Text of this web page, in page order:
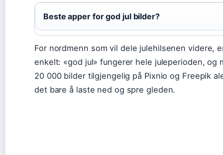
Beste apper for god jul bilder?
For nordmenn som vil dele julehilsenen videre,
enkelt: «god jul» fungerer hele juleperioden, og
20 000 bilder tilgjengelig på Pixnio og Freepik
det bare å laste ned og spre gleden.